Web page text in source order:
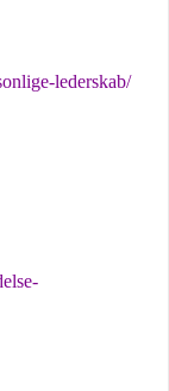
lederskab/